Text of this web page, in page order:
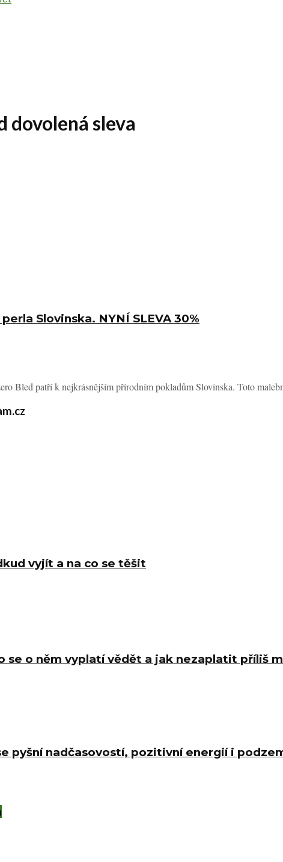
dovolená sleva
Slovinska. NYNÍ SLEVA 30%
Bled patří k nejkrásnějším přírodním pokladům Slovinska. Toto
vyjít a na co se těšit
se o něm vyplatí vědět a jak nezaplatit příliš
pyšní nadčasovostí, pozitivní energií i